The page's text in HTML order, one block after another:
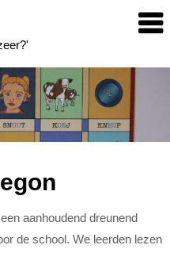
aanhoudend dreunend
de school. We leerden lezen